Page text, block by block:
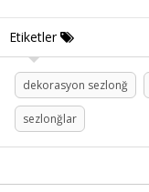
Etiketler
dekorasyon sezlonğ
sezlonğlar